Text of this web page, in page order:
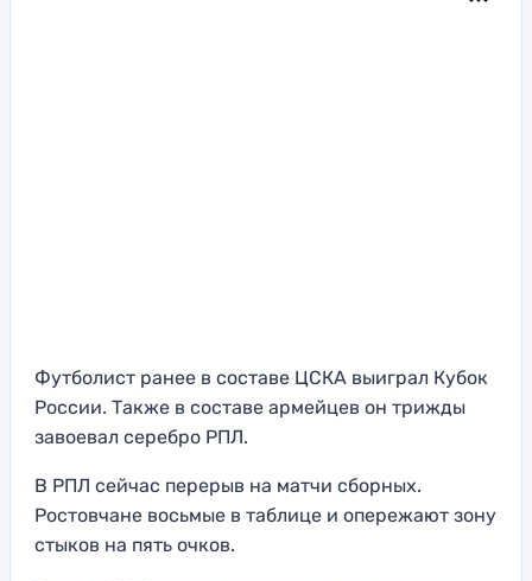
Футболист ранее в составе ЦСКА выиграл Кубок
России. Также в составе армейцев он трижды
завоевал серебро РПЛ.
В РПЛ сейчас перерыв на матчи сборных.
Ростовчане восьмые в таблице и опережают зону
стыков на пять очков.